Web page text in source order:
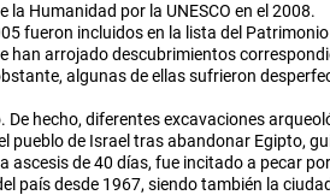
Humanidad por la UNESCO en el 2008.
fueron incluidos en la lista del
arrojado descubrimientos
algunas de ellas sufrieron
hecho, diferentes excavaciones
de Israel tras abandonar Egipto,
de 40 días, fue incitado a pecar
país desde 1967, siendo también la